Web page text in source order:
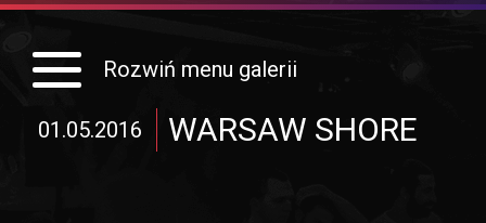
Rozwiń menu galerii
01.05.2016 WARSAW SHORE